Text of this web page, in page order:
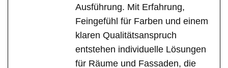
Ausführung. Mit Erfahrung,
Feingefühl für Farben und einem
klaren Qualitätsanspruch
entstehen individuelle Lösungen
für Räume und Fassaden, die